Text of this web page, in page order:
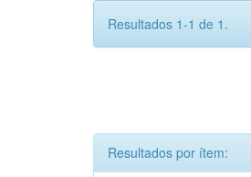
Resultados 1-1 de 1.
Resultados por ítem: